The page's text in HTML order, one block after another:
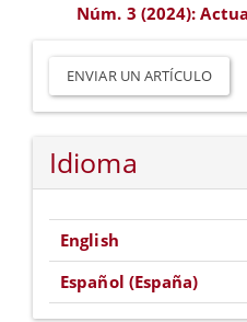
Núm. 3 (2024):
Enviar
artículo
ENVIAR UN ARTÍCULO
Idioma
English
Español (España)